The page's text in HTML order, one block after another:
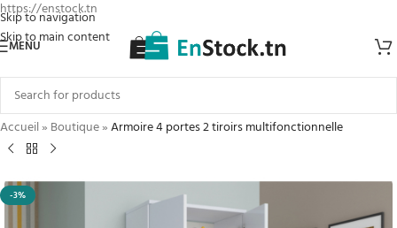
https://enstock.tn
Skip to navigation
Skip to main content
MENU
Accueil» Boutique»Armoire 4 portes 2 tiroirs multifonctionnelle
-3%